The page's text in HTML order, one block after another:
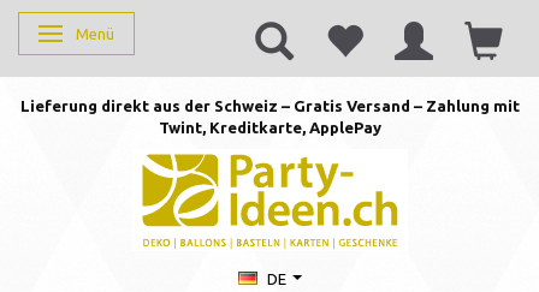
Anzeige ändern
Menü
Lieferung direkt aus der Schweiz – Gratis Versand – Zahlung mit
Twint, Kreditkarte, ApplePay
DE